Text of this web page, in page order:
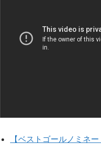
【ベストゴールノミネ